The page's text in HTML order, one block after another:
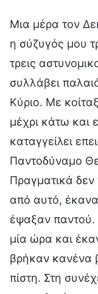
Μια μέρα τον
η σύζυγός μου
τρεις
συλλάβει
Κύριο. Με
μέχρι κάτω και
καταγγείλει
Παντοδύναμο
Πραγματικά
από αυτό,
έψαξαν παντού.
μία ώρα και
βρήκαν κανένα
πίστη. Στη